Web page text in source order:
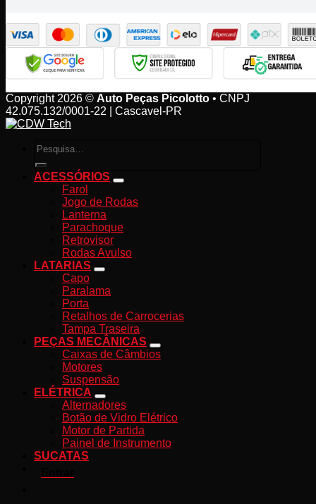
Copyright 2026 © Auto Peças Picolotto • CNPJ
42.075.132/0001-22 | Cascavel-PR
Pesquisar
por:
ACESSÓRIOS
Farol
Jogo de Rodas
Lanterna
Parachoque
Retrovisor
Rodas Avulso
LATARIAS
Capo
Paralama
Porta
Retalhos de Carrocerias
Tampa Traseira
PEÇAS MECÂNICAS
Caixas de Câmbios
Motores
Suspensão
ELÉTRICA
Alternadores
Botão de Vidro Elétrico
Motor de Partida
Painel de Instrumento
SUCATAS